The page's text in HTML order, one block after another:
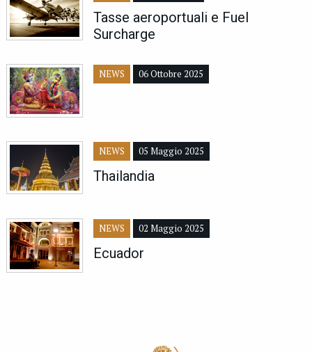
Tasse aeroportuali e Fuel
Surcharge
NEWS 06 Ottobre 2025
NEWS 05 Maggio 2025
Thailandia
NEWS 02 Maggio 2025
Ecuador